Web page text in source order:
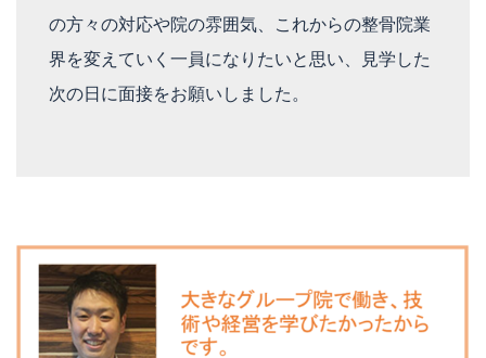
の方々の対応や院の雰囲気、これからの整骨院業
界を変えていく一員になりたいと思い、見学した
次の日に面接をお願いしました。